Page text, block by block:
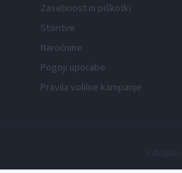
Zasebnost in piškotki
Storitve
Naročnine
Pogoji uporabe
Pravila volilne kampanje